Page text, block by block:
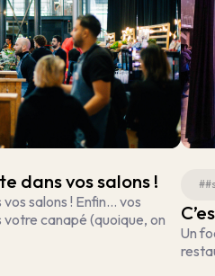
dans vos salons !
salons ! Enfin… vos
votre canapé (quoique, on
Un